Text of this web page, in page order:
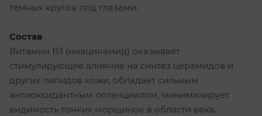
темных кругов под глазами.
Состав
Витамин В3 (ниацинамид) оказывает
стимулирующее влияние на синтез церамидов и
других липидов кожи, обладает сильным
антиоксидантным потенциалом, минимизирует
видимость тонких морщинок в области века.